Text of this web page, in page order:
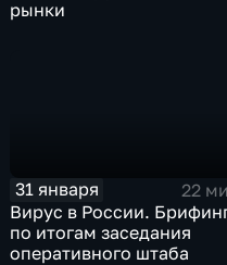
рынки
31 января
22
Вирус в России.
по итогам заседания
оперативного штаба